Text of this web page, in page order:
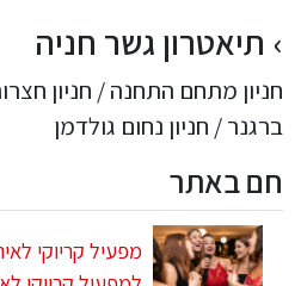
תיאטרון גשר חניה
חניון מתחם התחנה / חניון
ברגנר / חניון נחום גולדמן
חם באתר